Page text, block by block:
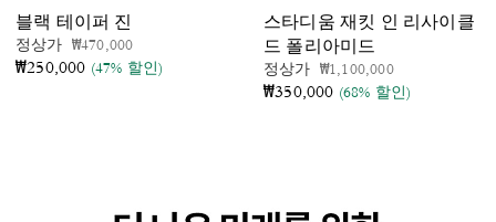
블랙 테이퍼 진
정상가 가격 인하 전
₩470,000인하됨
₩250,000 (47% 할인)
스타디움 재킷 인 리사이클
드 폴리아미드
정상가 가격 인하 전
₩1,100,000인하됨
₩350,000 (68% 할인)